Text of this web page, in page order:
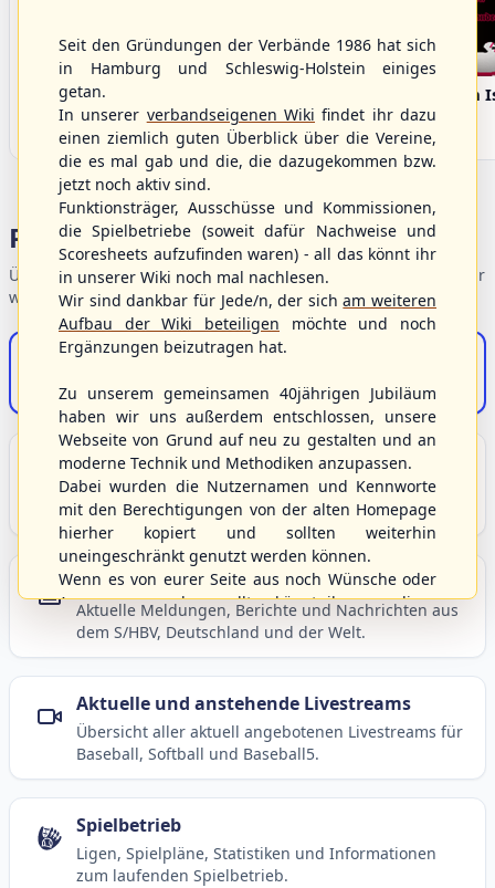
Bargenstedt
Beavers
Fehmarn
Portalbereiche
Übersicht der Verbandsbereiche – wählen Sie einen Einstieg für
weiterführende Informationen.
S/HBV-Shop
Der Onlineshop des S/HBV
Unser Sport
Grundlagen und Hintergründe zu Baseball, Softball
und Baseball5.
Berichte und Neuigkeiten
Aktuelle Meldungen, Berichte und Nachrichten aus
dem S/HBV, Deutschland und der Welt.
Aktuelle und anstehende Livestreams
Übersicht aller aktuell angebotenen Livestreams für
Baseball, Softball und Baseball5.
Spielbetrieb
Ligen, Spielpläne, Statistiken und Informationen
zum laufenden Spielbetrieb.
Seit den Gründungen der Verbände 1986 hat sich
in Hamburg und Schleswig-Holstein einiges
getan.
In unserer verbandseigenen Wiki findet ihr dazu
einen ziemlich guten Überblick über die Vereine,
die es mal gab und die, die dazugekommen bzw.
jetzt noch aktiv sind.
Funktionsträger, Ausschüsse und Kommissionen,
die Spielbetriebe (soweit dafür Nachweise und
Scoresheets aufzufinden waren) - all das könnt ihr
in unserer Wiki noch mal nachlesen.
Wir sind dankbar für Jede/n, der sicham weiteren
Aufbau der Wiki beteiligen möchte und noch
Ergänzungen beizutragen hat.
Zu unserem gemeinsamen 40jährigen Jubiläum
haben wir uns außerdem entschlossen, unsere
Webseite von Grund auf neu zu gestalten und an
moderne Technik und Methodiken anzupassen.
Dabei wurden die Nutzernamen und Kennworte
mit den Berechtigungen von der alten Homepage
hierher kopiert und sollten weiterhin
uneingeschränkt genutzt werden können.
Wenn es von eurer Seite aus noch Wünsche oder
Anregungen geben sollte, könnt ihr uns diese
gerne an die Verbandsadresseinfo@shbvnet.de